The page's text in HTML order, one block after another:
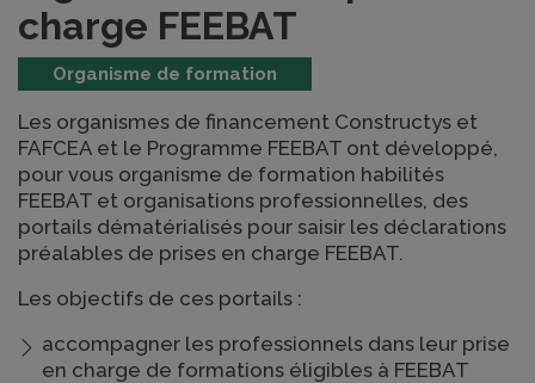
charge FEEBAT
Organisme de formation
Les organismes de financement Constructys et
FAFCEA et le Programme FEEBAT ont développé,
pour vous organisme de formation habilités
FEEBAT et organisations professionnelles, des
portails dématérialisés pour saisir les déclarations
préalables de prises en charge FEEBAT.
Les objectifs de ces portails :
accompagner les professionnels dans leur prise
en charge de formations éligibles à FEEBAT